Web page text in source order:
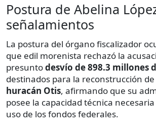
Postura de Abelina
señalamientos
La postura del órgano fiscalizador
que edil morenista rechazó la
presuntodesvío de 898.3 millones
destinados para la reconstrucción
huracán Otis, afirmando que su
posee la capacidad técnica
uso de los fondos federales.